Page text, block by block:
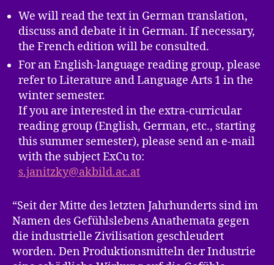
We will read the text in German translation,
discuss and debate it in German. If necessary,
the French edition will be consulted.
For an English-language reading group, please
refer to Literature and Language Arts 1 in the
winter semester.
If you are interested in the extra-curricular
reading group (English, German, etc., starting
this summer semester), please send an e-mail
with the subject ExCu to:
s.janitzky@akbild.ac.at
“Seit der Mitte des letzten Jahrhunderts sind im
Namen des Gefühlslebens Anathemata gegen
die industrielle Zivilisation geschleudert
worden. Den Produktionsmitteln der Industrie